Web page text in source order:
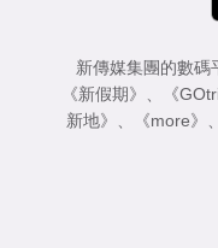
新傳媒集團的數碼
《新假期》 、 《
新地》 、 《more》 、